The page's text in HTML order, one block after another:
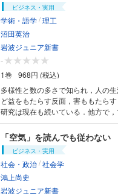
ビジネス・実用
学術・語学/理工
沼田英治
岩波ジュニア新書
-
1巻
968円 (税込)
多様性と数の多さで知られ，人の
ど益をもたらす反面，害ももたら
研究は現在も続いている．他方で
ス等，昆虫の新たな活用が始まっ
つつ，新たな関係性を展望する．
「空気」を読んでも従わな
ビジネス・実用
社会・政治/社会学
鴻上尚史
岩波ジュニア新書